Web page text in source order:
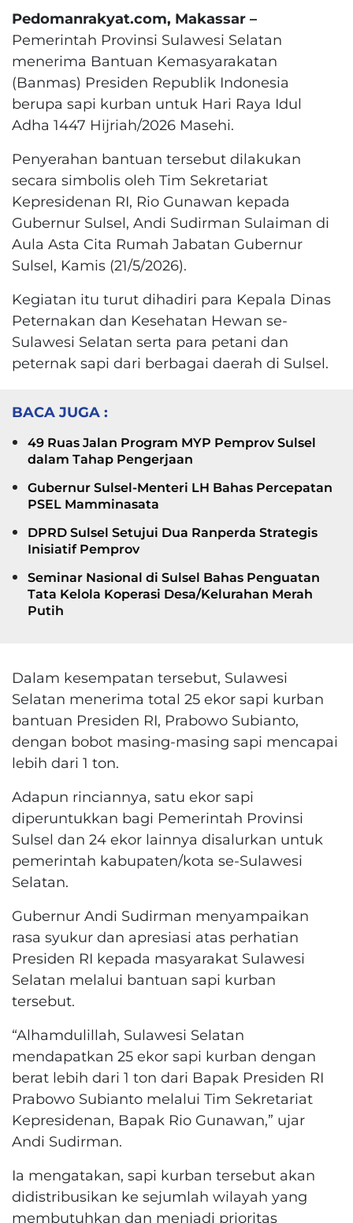
Pedomanrakyat.com, Makassar –
Pemerintah Provinsi Sulawesi Selatan
menerima Bantuan Kemasyarakatan
(Banmas) Presiden Republik Indonesia
berupa sapi kurban untuk Hari Raya Idul
Adha 1447 Hijriah/2026 Masehi.
Penyerahan bantuan tersebut dilakukan
secara simbolis oleh Tim Sekretariat
Kepresidenan RI, Rio Gunawan kepada
Gubernur Sulsel, Andi Sudirman Sulaiman di
Aula Asta Cita Rumah Jabatan Gubernur
Sulsel, Kamis (21/5/2026).
Kegiatan itu turut dihadiri para Kepala Dinas
Peternakan dan Kesehatan Hewan se-
Sulawesi Selatan serta para petani dan
peternak sapi dari berbagai daerah di Sulsel.
BACA JUGA :
49 Ruas Jalan Program MYP Pemprov Sulsel
dalam Tahap Pengerjaan
Gubernur Sulsel-Menteri LH Bahas Percepatan
PSEL Mamminasata
DPRD Sulsel Setujui Dua Ranperda Strategis
Inisiatif Pemprov
Seminar Nasional di Sulsel Bahas Penguatan
Tata Kelola Koperasi Desa/Kelurahan Merah
Putih
Dalam kesempatan tersebut, Sulawesi
Selatan menerima total 25 ekor sapi kurban
bantuan Presiden RI, Prabowo Subianto,
dengan bobot masing-masing sapi mencapai
lebih dari 1 ton.
Adapun rinciannya, satu ekor sapi
diperuntukkan bagi Pemerintah Provinsi
Sulsel dan 24 ekor lainnya disalurkan untuk
pemerintah kabupaten/kota se-Sulawesi
Selatan.
Gubernur Andi Sudirman menyampaikan
rasa syukur dan apresiasi atas perhatian
Presiden RI kepada masyarakat Sulawesi
Selatan melalui bantuan sapi kurban
tersebut.
“Alhamdulillah, Sulawesi Selatan
mendapatkan 25 ekor sapi kurban dengan
berat lebih dari 1 ton dari Bapak Presiden RI
Prabowo Subianto melalui Tim Sekretariat
Kepresidenan, Bapak Rio Gunawan,” ujar
Andi Sudirman.
Ia mengatakan, sapi kurban tersebut akan
didistribusikan ke sejumlah wilayah yang
membutuhkan dan menjadi prioritas